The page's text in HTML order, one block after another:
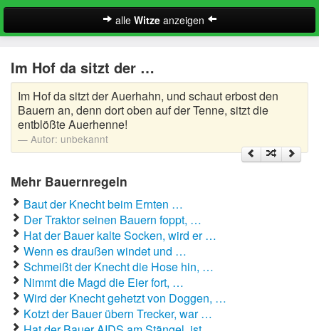
alle Witzeanzeigen
A-Klasse Witze
Akademiker Witze
Al Bundy Sprüche
Anrufbeantworter Ansagen
Antiwitze
Anwaltswitze
Arbeitswitze
Arztwitze
Suche
Im Hof da sitzt der …
Im Hof da sitzt der Auerhahn, und schaut erbost den
Bauern an, denn dort oben auf der Tenne, sitzt die
entblößte Auerhenne!
Autor: unbekannt
Mehr Bauernregeln
Baut der Knecht beim Ernten …
Der Traktor seinen Bauern foppt, …
Hat der Bauer kalte Socken, wird er …
Wenn es draußen windet und …
Schmeißt der Knecht die Hose hin, …
Nimmt die Magd die Eier fort, …
Wird der Knecht gehetzt von Doggen, …
Kotzt der Bauer übern Trecker, war …